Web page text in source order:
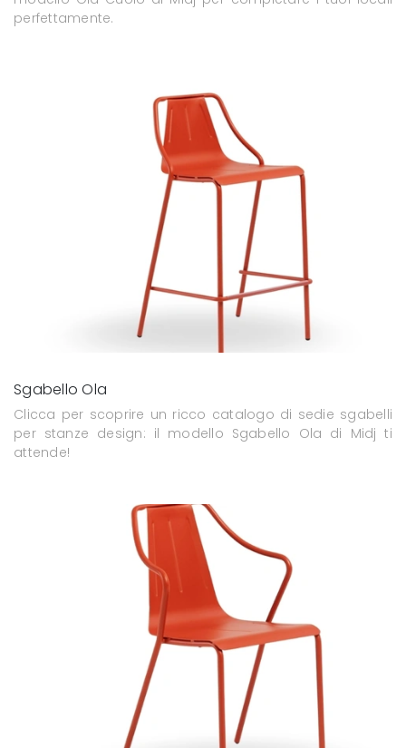
perfettamente.
Sgabello Ola
Clicca per scoprire un ricco catalogo di sedie sgabelli
per stanze design: il modello Sgabello Ola di Midj ti
attende!